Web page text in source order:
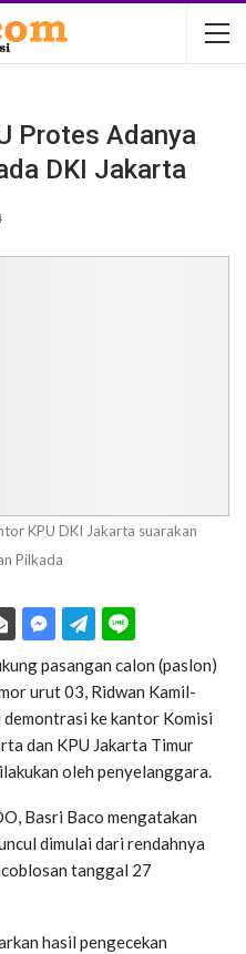
Protes Adanya
DKI Jakarta
KPU DKI Jakarta suarakan
Pilkada
pasangan calon (paslon)
urut 03, Ridwan Kamil-
demontrasi ke kantor Komisi
dan KPU Jakarta Timur
oleh penyelanggara.
Basri Baco mengatakan
dimulai dari rendahnya
tanggal 27
hasil pengecekan